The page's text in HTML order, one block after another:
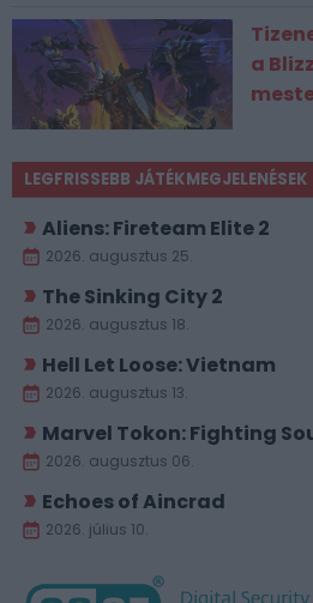
a
LEGFRISSEBB JÁTÉKMEGJELENÉSEK
Aliens: Fireteam Elite 2
2026. augusztus 25.
The Sinking City 2
2026. augusztus 18.
Hell Let Loose: Vietnam
2026. augusztus 13.
Marvel Tokon: Fighting
2026. augusztus 06.
Echoes of Aincrad
2026. július 10.